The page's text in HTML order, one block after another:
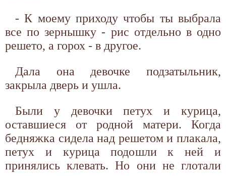
- К моему приходу чтобы ты выбрала
все по зернышку - рис отдельно в одно
решето, а горох - в другое.
Дала она девочке подзатыльник,
закрыла дверь и ушла.
Были у девочки петух и курица,
оставшиеся от родной матери. Когда
бедняжка сидела над решетом и плакала,
петух и курица подошли к ней и
принялись клевать. Но они не глотали